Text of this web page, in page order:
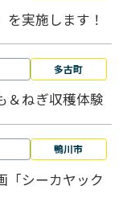
を実施します！
多古町
ねぎ収穫体験
鴨川市
「シーカヤック